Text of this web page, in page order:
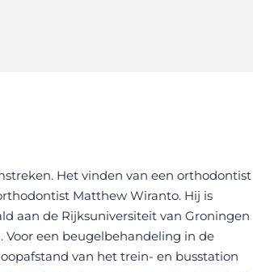
Het vinden van een orthodontist
Matthew Wiranto. Hij is
aan de Rijksuniversiteit van Groningen
een beugelbehandeling in de
van het trein- en busstation